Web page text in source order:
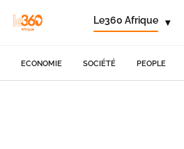
Le360 Afrique ▾
ECONOMIE SOCIÉTÉ PEOPLE